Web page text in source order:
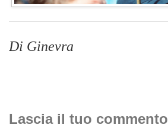
Di Ginevra
Lascia il tuo commento